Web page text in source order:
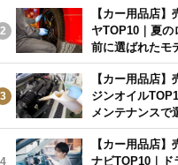
2
【カー用品店
ヤTOP10｜夏の
前に選ばれたモ
年6月版】
3
【カー用品店
ジンオイル
メンテナンスで
気モデルは？【
4
【カー用品店
ナビTOP10｜ド